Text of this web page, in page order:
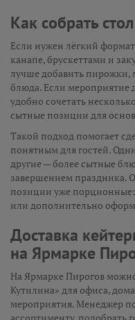
Как собрать
Если нужен лёгкий
канапе, брускеттами и
лучше добавить пирожки,
блюда. Если мероприятие
удобно сочетать
сытные позиции для
Такой подход помогает
понятным для гостей.
другие — более сытные
завершением праздника.
позиции уже порционные:
или дополнительно
Доставка
на Ярмарке
На Ярмарке Пирогов
Кутилина» для офиса,
мероприятия. Менеджер